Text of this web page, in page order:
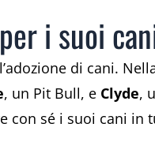
i suoi
di cani.
, un Pit Bull, e Clyde,
con sé i suoi cani